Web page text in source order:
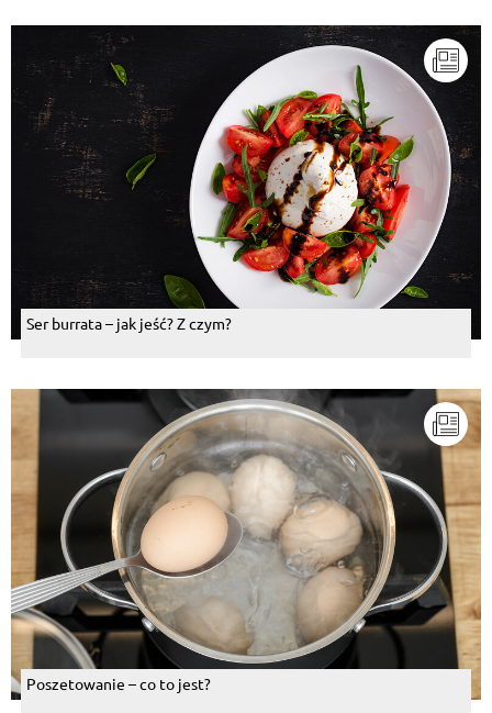
Ser burrata – jak jeść? Z czym?
Poszetowanie – co to jest?